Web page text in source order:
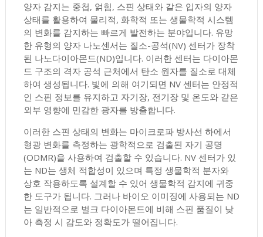
양자 감지는 중첩, 얽힘, 스핀 상태와 같은 입자의 양자
상태를 활용하여 물리적, 화학적 또는 생물학적 시스템
의 변화를 감지하는 빠르게 발전하는 분야입니다. 유망
한 유형의 양자 나노센서는 질소-공석(NV) 센터가 장착
된 나노다이아몬드(ND)입니다. 이러한 센터는 다이아몬
드 구조의 격자 공석 근처에서 탄소 원자를 질소로 대체
하여 생성됩니다. 빛에 의해 여기되면 NV 센터는 안정적
인 스핀 정보를 유지하고 자기장, 전기장 및 온도와 같은
외부 영향에 민감한 광자를 방출합니다.
이러한 스핀 상태의 변화는 마이크로파 방사선 하에서
형광 변화를 측정하는 광학적으로 검출된 자기 공명
(ODMR)을 사용하여 검출할 수 있습니다. NV 센터가 있
는 ND는 생체 적합성이 있으며 특정 생물학적 분자와
상호 작용하도록 설계할 수 있어 생물학적 감지에 귀중
한 도구가 됩니다. 그러나 바이오 이미징에 사용되는 ND
는 일반적으로 벌크 다이아몬드에 비해 스핀 품질이 낮
아 측정 시 감도와 정확도가 떨어집니다.